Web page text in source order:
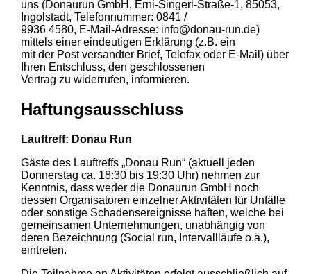
uns (Donaurun GmbH, Erni-Singerl-Straße-1, 85053,
Ingolstadt, Telefonnummer: 0841 /
9936 4580, E-Mail-Adresse: info@donau-run.de)
mittels einer eindeutigen Erklärung (z.B. ein
mit der Post versandter Brief, Telefax oder E-Mail) über
Ihren Entschluss, den geschlossenen
Vertrag zu widerrufen, informieren.
Haftungsausschluss
Lauftreff: Donau Run
Gäste des Lauftreffs „Donau Run“ (aktuell jeden
Donnerstag ca. 18:30 bis 19:30 Uhr) nehmen zur
Kenntnis, dass weder die Donaurun GmbH noch
dessen Organisatoren einzelner Aktivitäten für Unfälle
oder sonstige Schadensereignisse haften, welche bei
gemeinsamen Unternehmungen, unabhängig von
deren Bezeichnung (Social run, Intervallläufe o.ä.),
eintreten.